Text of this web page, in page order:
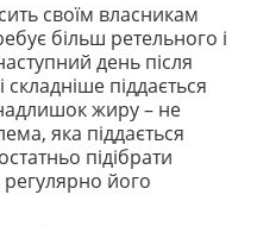
своїм власникам
більш ретельного і
день після
піддається
жиру – не
яка піддається
підібрати
регулярно його